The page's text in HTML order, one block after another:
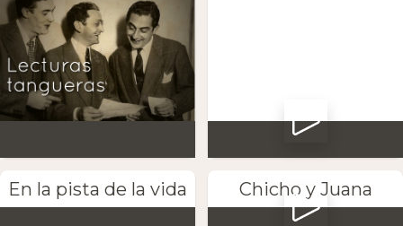
En la pista de la vida Chicho y Juana